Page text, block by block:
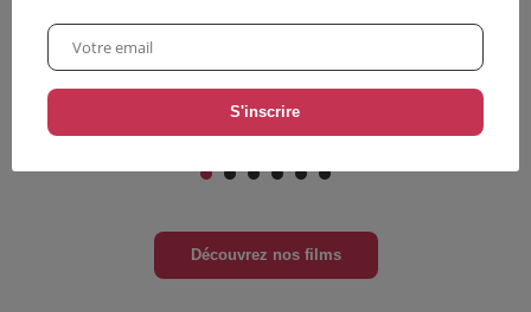
Ghost Hunting : la chasse aux fantômes The Greenaway Alphabet
Découvrez nos films